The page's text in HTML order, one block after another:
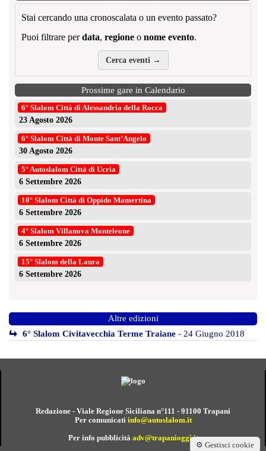
Stai cercando una cronoscalata o un evento passato?
Puoi filtrare perdata, regione o nome evento.
Cerca eventi →
Prossime gare in Calendario
6° Slalom Città di Alessandria della Rocca
23 Agosto 2026
6° Slalom Città di Monte Sant’Angelo
30 Agosto 2026
5° Autoslalom Città di Ucria
6 Settembre 2026
10° Slalom Città di Oppido Mamertina
6 Settembre 2026
4° Slalom Villanova Monteleone
6 Settembre 2026
15° Slalom della Laura
6 Settembre 2026
Altre edizioni
6° Slalom Civitavecchia Terme Traiane - 24 Giugno 2018
Redazione - Viale Regione Siciliana n°111 - 91100 Trapani
Per comunicati info@autoslalom.it
Per info pubblicità adv@trapanioggi.it
⚙️ Gestisci cookie